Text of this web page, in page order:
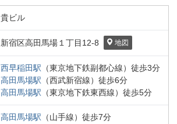
貴ビル
新宿区高田馬場１丁目 12-8 地図
西早稲田駅 （東京地下鉄副都心線） 徒歩3分
高田馬場駅 （西武新宿線） 徒歩6分
高田馬場駅 （東京地下鉄東西線） 徒歩5分
高田馬場駅 （山手線） 徒歩7分